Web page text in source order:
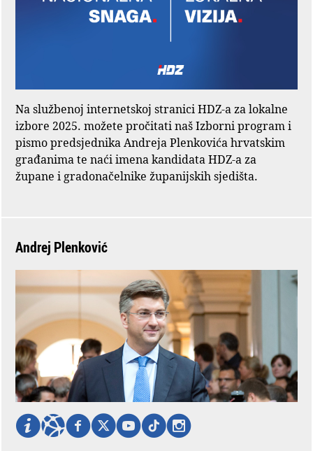
Na službenoj internetskoj stranici HDZ-a za lokalne
izbore 2025. možete pročitati naš Izborni program i
pismo predsjednika Andreja Plenkovića hrvatskim
građanima te naći imena kandidata HDZ-a za
župane i gradonačelnike županijskih sjedišta.
Andrej Plenković